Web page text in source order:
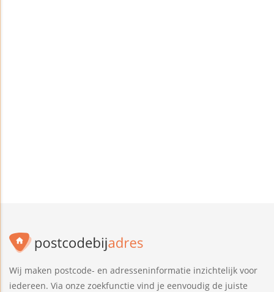
Wij maken postcode- en adresseninformatie inzichtelijk voor
iedereen. Via onze zoekfunctie vind je eenvoudig de juiste